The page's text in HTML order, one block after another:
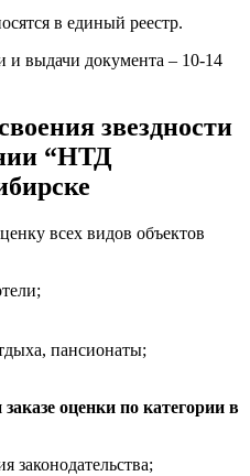
в единый реестр.
выдачи документа – 10-14
звездности
“НТД
всех видов объектов
пансионаты;
оценки по категории в
законодательства;